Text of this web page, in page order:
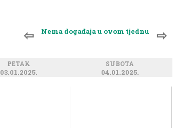
⇦ Nema događaja u ovom tjednu ⇨
PETAK
03.01.2025.
SUBOTA
04.01.2025.